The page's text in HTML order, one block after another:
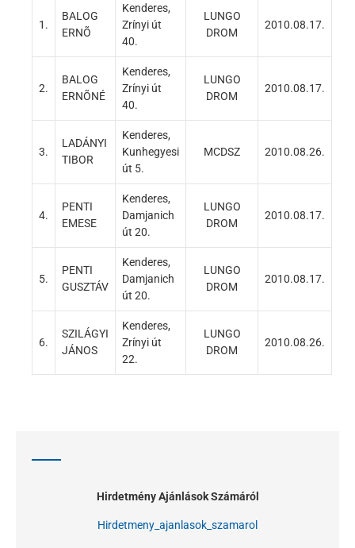
1.
BALOG
ERNÕ
Kenderes,
Zrínyi út
40.
LUNGO
DROM
2010.08.17.
2.
BALOG
ERNÕNÉ
Kenderes,
Zrínyi út
40.
LUNGO
DROM
2010.08.17.
3.
LADÁNYI
TIBOR
Kenderes,
Kunhegyesi
út 5.
MCDSZ 2010.08.26.
4.
PENTI
EMESE
Kenderes,
Damjanich
út 20.
LUNGO
DROM
2010.08.17.
5.
PENTI
GUSZTÁV
Kenderes,
Damjanich
út 20.
LUNGO
DROM
2010.08.17.
6.
SZILÁGYI
JÁNOS
Kenderes,
Zrínyi út
22.
LUNGO
DROM
2010.08.26.
Hirdetmény Ajánlások Számáról
Hirdetmeny_ajanlasok_szamarol